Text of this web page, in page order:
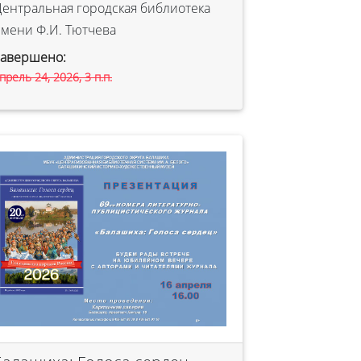
городская библиотека
Ф.И. Тютчева
24, 2026, 3 п.п.